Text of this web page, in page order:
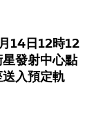
14日12時12
發射中心點
入預定軌